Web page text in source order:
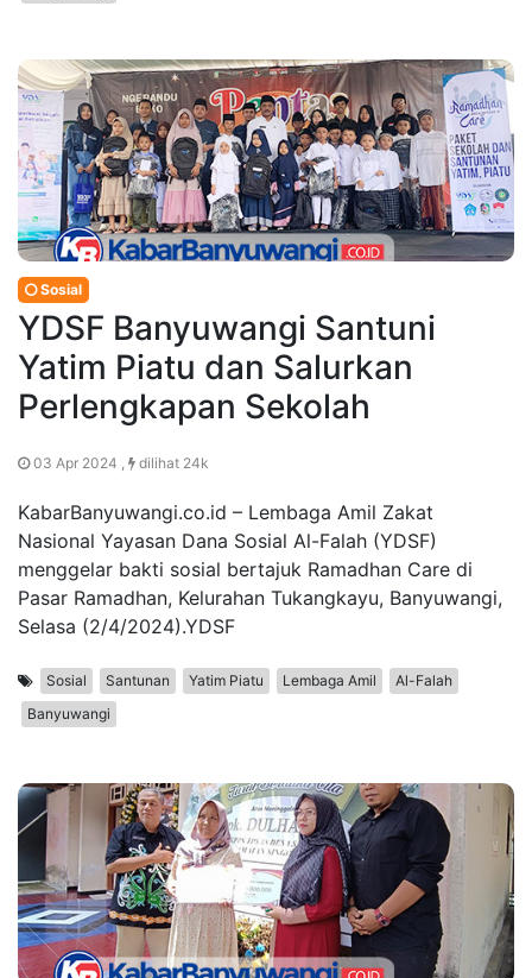
Sosial
YDSF Banyuwangi Santuni
Yatim Piatu dan Salurkan
Perlengkapan Sekolah
03 Apr 2024 , dilihat 24k
KabarBanyuwangi.co.id – Lembaga Amil Zakat
Nasional Yayasan Dana Sosial Al-Falah (YDSF)
menggelar bakti sosial bertajuk Ramadhan Care di
Pasar Ramadhan, Kelurahan Tukangkayu, Banyuwangi,
Selasa (2/4/2024).YDSF
Sosial Santunan Yatim Piatu Lembaga Amil
Al-Falah
Banyuwangi